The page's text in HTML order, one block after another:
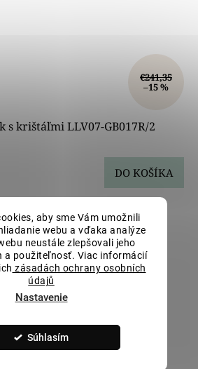
aby sme Vám umožnili
webu a vďaka analýze
neustále zlepšovali jeho
a použiteľnosť. Viac informácií
zásadách ochrany osobních
údajů
Nastavenie
Súhlasím
€241,35
–15 %
s krištáľmi LLV07-GB017R/2
DO KOŠÍKA